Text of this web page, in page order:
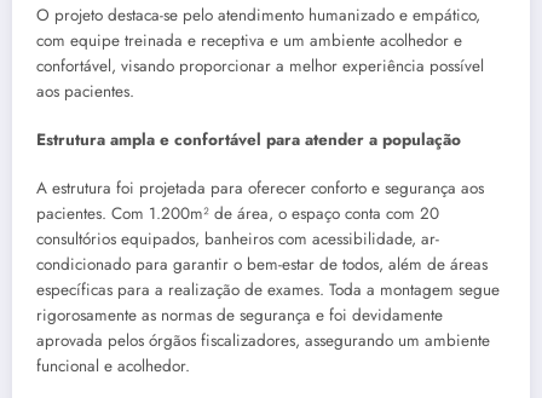
O projeto destaca-se pelo atendimento humanizado e empático,
com equipe treinada e receptiva e um ambiente acolhedor e
confortável, visando proporcionar a melhor experiência possível
aos pacientes.
Estrutura ampla e confortável para atender a população
A estrutura foi projetada para oferecer conforto e segurança aos
pacientes. Com 1.200m² de área, o espaço conta com 20
consultórios equipados, banheiros com acessibilidade, ar-
condicionado para garantir o bem-estar de todos, além de áreas
específicas para a realização de exames. Toda a montagem segue
rigorosamente as normas de segurança e foi devidamente
aprovada pelos órgãos fiscalizadores, assegurando um ambiente
funcional e acolhedor.